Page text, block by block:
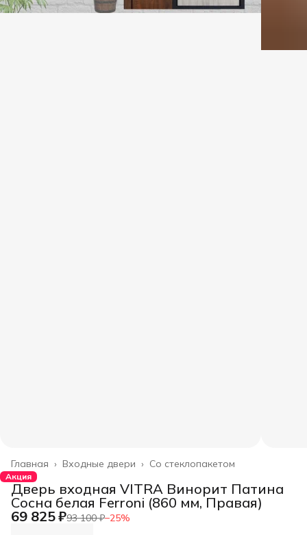
Со стеклопакетом
Входные двери ›
Главная ›
Акция
Дверь входная VITRA Винорит Патина
Сосна белая Ferroni (860 мм, Правая)
69 825 ₽93 100 ₽−25%